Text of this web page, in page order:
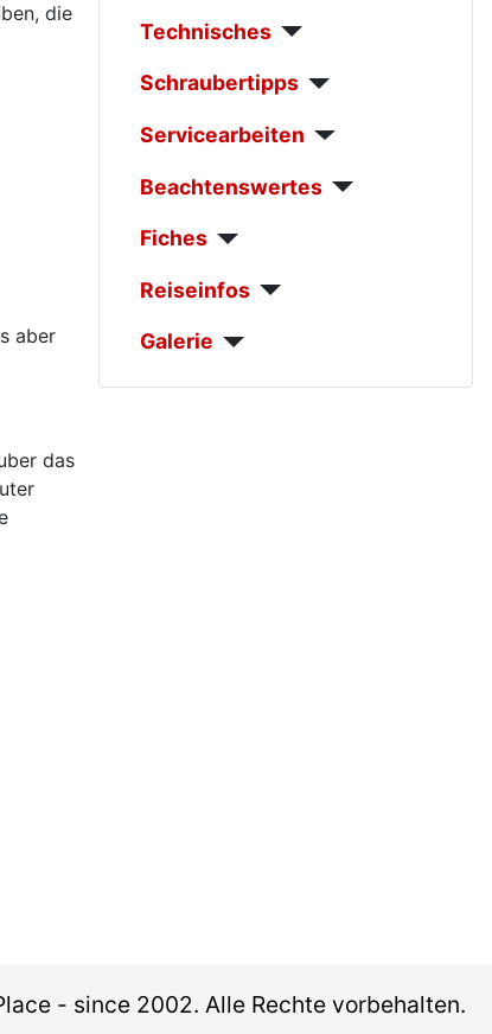
die
aber
das
Technisches
Schraubertipps
Servicearbeiten
Beachtenswertes
Fiches
Reiseinfos
Galerie
- since 2002. Alle Rechte vorbehalten.